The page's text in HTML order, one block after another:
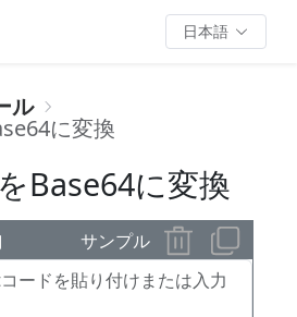
日本語
ル
に変換
Base64に変換
サンプル